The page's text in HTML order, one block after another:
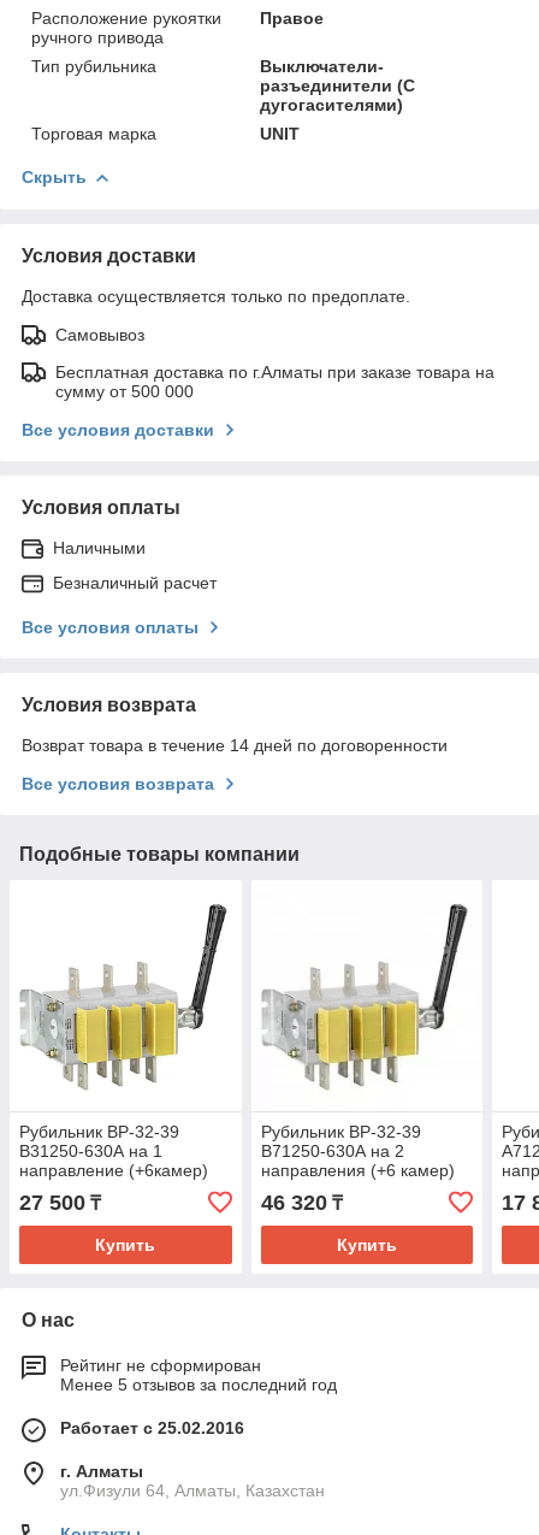
Расположение рукоятки
ручного привода
Правое
Тип рубильника
Выключатели-
разъединители (С
дугогасителями)
Торговая марка
UNIT
Скрыть
Условия доставки
Доставка осуществляется только по предоплате.
Самовывоз
Бесплатная доставка по г.Алматы при заказе товара на
сумму от 500 000
Все условия доставки
Условия оплаты
Наличными
Безналичный расчет
Все условия оплаты
Условия возврата
Возврат товара в течение 14 дней по договоренности
Все условия возврата
Подобные товары компании
Рубильник ВР-32-39
В31250-630А на 1
направление (+6камер)
UNIT (1/4)
27 500 ₸
Купить
Рубильник ВР-32-39
В71250-630А на 2
направления (+6 камер)
UNIT (1/2)
46 320₸
Купить
17
О нас
Рейтинг не сформирован
Менее 5 отзывов за последний год
Работает с 25.02.2016
г. Алматы
ул.Физули 64, Алматы, Казахстан